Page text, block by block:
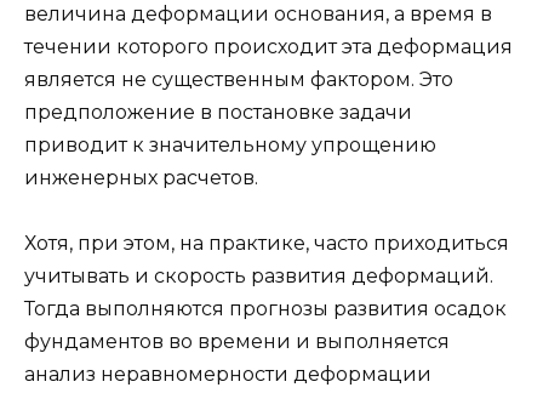
величина деформации основания, а время в
течении которого происходит эта деформация
является не существенным фактором. Это
предположение в постановке задачи
приводит к значительному упрощению
инженерных расчетов.
Хотя, при этом, на практике, часто приходиться
учитывать и скорость развития деформаций.
Тогда выполняются прогнозы развития осадок
фундаментов во времени и выполняется
анализ неравномерности деформации